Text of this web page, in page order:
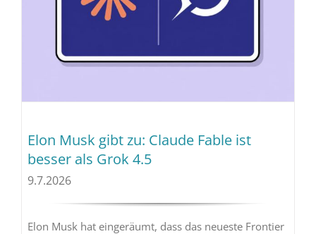
Elon Musk gibt zu: Claude Fable ist
besser als Grok 4.5
9.7.2026
Elon Musk hat eingeräumt, dass das neueste Frontier